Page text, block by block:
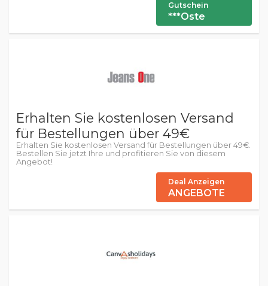
Gutschein
***Oste
Erhalten Sie kostenlosen Versand
für Bestellungen über 49€
Erhalten Sie kostenlosen Versand für Bestellungen über 49€.
Bestellen Sie jetzt Ihre und profitieren Sie von diesem
Angebot!
Deal Anzeigen
ANGEBOTE